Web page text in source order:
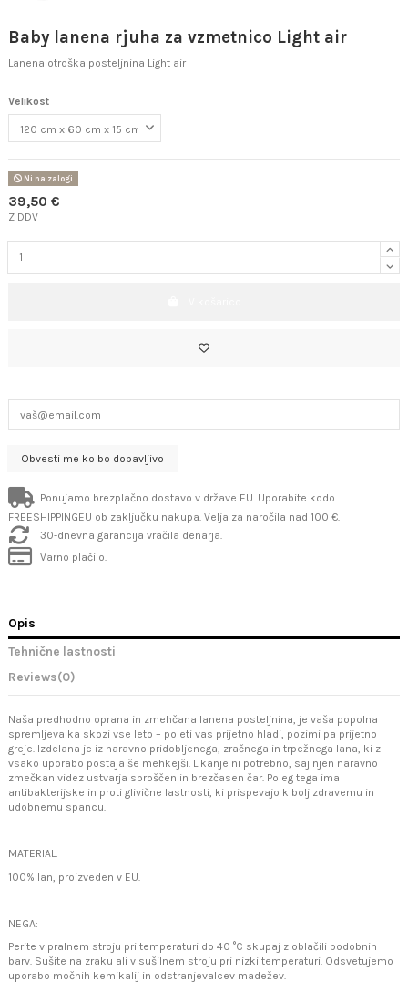
Baby lanena rjuha za vzmetnico Light air
Lanena otroška posteljnina Light air
Velikost
Ni na zalogi
39,50 €
Z DDV
Ponujamo brezplačno dostavo v države EU. Uporabite kodo
FREESHIPPINGEU ob zaključku nakupa. Velja za naročila nad 100 €.
30-dnevna garancija vračila denarja.
Varno plačilo.
Opis
Tehnične lastnosti
Reviews(0)
Naša predhodno oprana in zmehčana lanena posteljnina, je vaša popolna
spremljevalka skozi vse leto – poleti vas prijetno hladi, pozimi pa prijetno
greje. Izdelana je iz naravno pridobljenega, zračnega in trpežnega lana, ki z
vsako uporabo postaja še mehkejši. Likanje ni potrebno, saj njen naravno
zmečkan videz ustvarja sproščen in brezčasen čar. Poleg tega ima
antibakterijske in proti glivične lastnosti, ki prispevajo k bolj zdravemu in
udobnemu spancu.
MATERIAL:
100% lan, proizveden v EU.
NEGA:
Perite v pralnem stroju pri temperaturi do 40 °C skupaj z oblačili podobnih
barv. Sušite na zraku ali v sušilnem stroju pri nizki temperaturi. Odsvetujemo
uporabo močnih kemikalij in odstranjevalcev madežev.